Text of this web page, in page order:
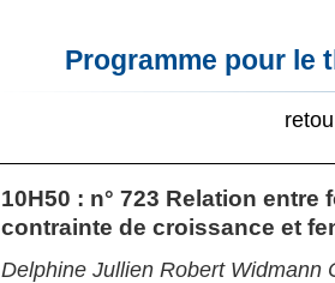
Programme pour le
10H50 : n° 723 Relation
contrainte de croissance et
Delphine Jullien Robert Widmann